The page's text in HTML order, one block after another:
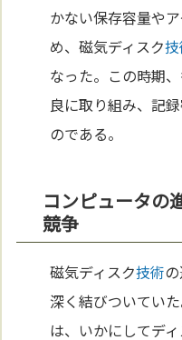
かない保存容量や
め、磁気ディスク
なった。この時期
良に取り組み、記
のである。
コンピュータの
競争
磁気ディスク技術
深く結びついていた
は、いかにしてデ